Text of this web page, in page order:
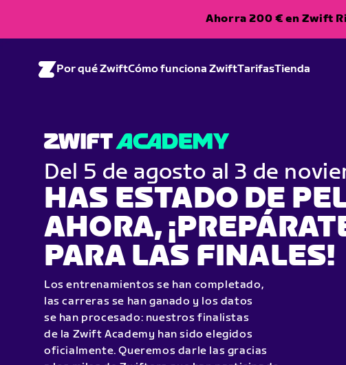
Ahorra 200 € en Zwift
Por qué ZwiftCómo funciona ZwiftTarifasTienda
Del 5 de agosto al 3 de
HAS ESTADO DE
AHORA,
PARA LAS FINALES!
Los entrenamientos se han completado,
las carreras se han ganado y los datos
se han procesado: nuestros finalistas
de la Zwift Academy han sido elegidos
oficialmente. Queremos darle las gracias